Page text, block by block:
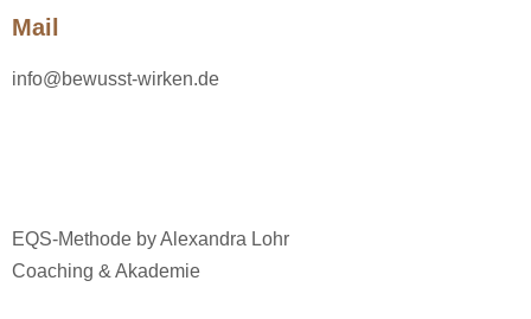
Mail
info@bewusst-wirken.de
EQS-Methode by Alexandra Lohr
Coaching & Akademie